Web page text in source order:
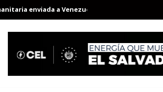
enviada a Venezuela Aeropuerto